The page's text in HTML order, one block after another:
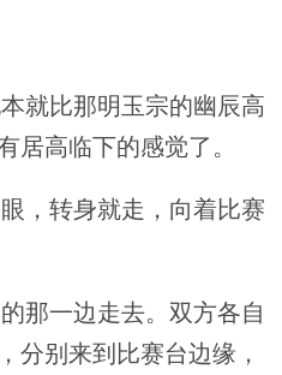
就比那明玉宗的幽辰高
居高临下的感觉了。
，转身就走，向着比赛
那一边走去。双方各自
分别来到比赛台边缘，